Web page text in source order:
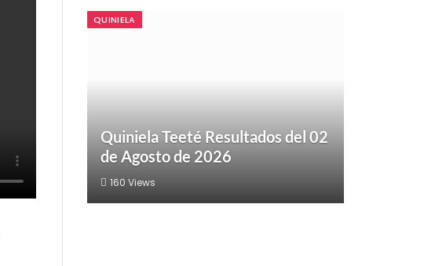
QUINIELA
Quiniela Teeté Resultados del 02
de Agosto de 2026
160 Views